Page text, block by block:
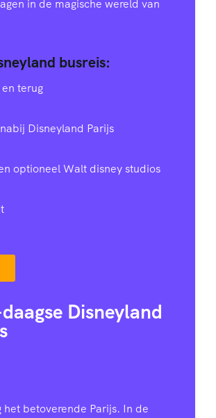
in de magische wereld van
busreis:
terug
Disneyland Parijs
optioneel Walt disney studios
Disneyland
betoverende Parijs. In de